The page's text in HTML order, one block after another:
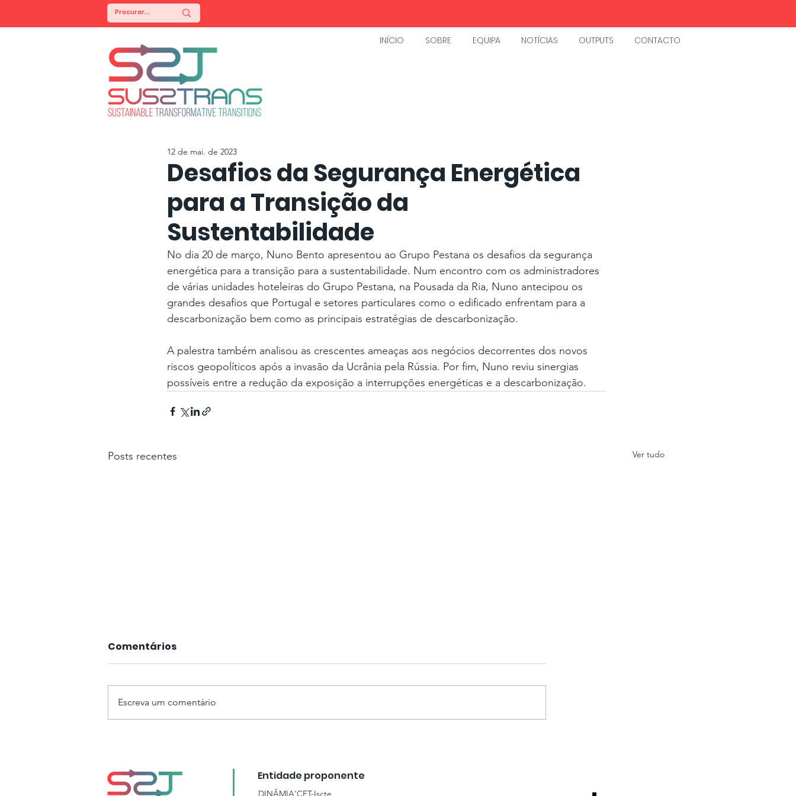
INÍCIO SOBRE EQUIPA NOTÍCIAS OUTPUTS CONTACTO
Desafios da Segurança Energética
para a Transição da
Sustentabilidade
12 de mai. de 2023
No dia 20 de março, Nuno Bento apresentou ao Grupo Pestana os desafios da segurança
energética para a transição para a sustentabilidade. Num encontro com os administradores
de várias unidades hoteleiras do Grupo Pestana, na Pousada da Ria, Nuno antecipou os
grandes desafios que Portugal e setores particulares como o edificado enfrentam para a
descarbonização bem como as principais estratégias de descarbonização.
A palestra também analisou as crescentes ameaças aos negócios decorrentes dos novos
riscos geopolíticos após a invasão da Ucrânia pela Rússia. Por fim, Nuno reviu sinergias
possíveis entre a redução da exposição a interrupções energéticas e a descarbonização.
Posts recentes Ver tudo
Social Science
um Futuro Sustentável
Descarbonização na
Comentários
Escreva um comentário
Entidade proponente